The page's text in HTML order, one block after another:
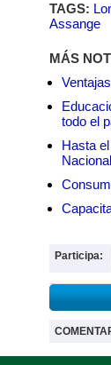
TAGS:
Assange
MÁS
todo el
Hasta
Participa: